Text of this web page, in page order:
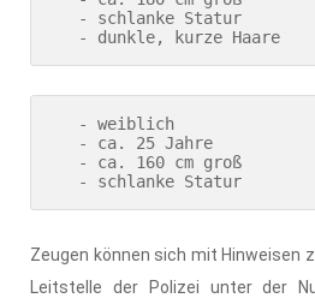
   - dunkle, kurze Haare
   - schlanke Statur
Zeugen können sich mit Hinweisen
Leitstelle der Polizei unter der